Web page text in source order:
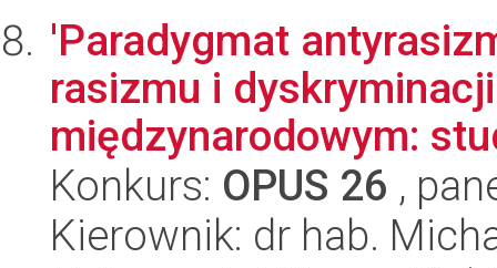
'Paradygmat
rasizmu i
międzynarodowym:
Konkurs: OPUS 26 ,
Kierownik: dr hab.